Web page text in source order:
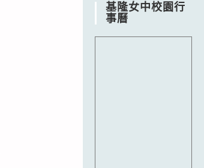
基隆女中校園行
事曆